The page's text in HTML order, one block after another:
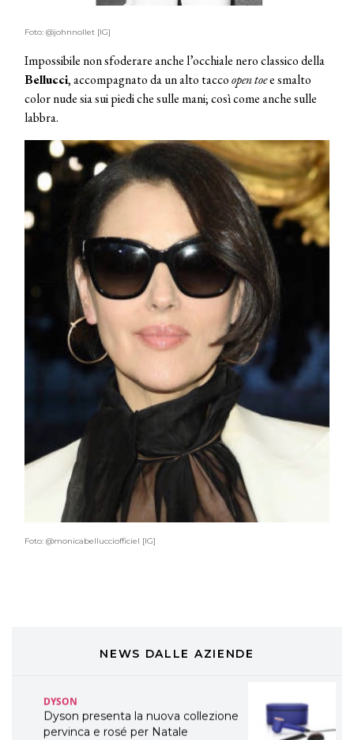
Foto: @johnnollet [IG]
Impossibile non sfoderare anche l’occhiale nero classico della
Bellucci, accompagnato da un alto taccoopen toee smalto
color nude sia sui piedi che sulle mani; così come anche sulle
labbra.
Foto: @monicabellucciofficiel [IG]
NEWS DALLE AZIENDE
Cosmprof Worldwide Bologna
presenta THE BEAUTY &
WELLNESS CONGRESS 2022: I
TEMI
Dyson presenta la nuova collezione
pervinca e rosé per Natale
COTRIL
Continua la carrellata di look firmati
Cotril alla Festa del Cinema di Roma
A Natale regala una doppia
TONI&GUY “Feel Good Experience”!
TONI&GUY
LABEL.M lancia la sua innovativa ed
eco-sostenibile linea di prodotti
professionali
DAVINES
WELLNESS CONGRESS 2022: I
DYSON
Dyson presenta la nuova collezione
pervinca e rosé per Natale